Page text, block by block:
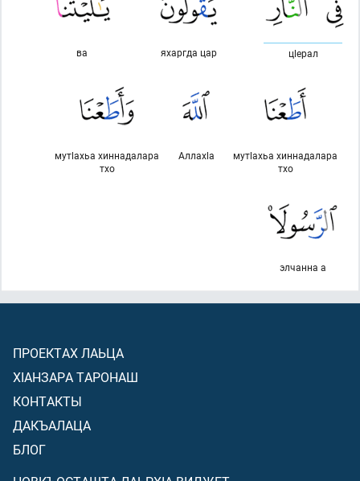
цlерал
яхаргда цар
ва
мутlахьа хиннадалара
тхо
Аллахlа
мутlахьа хиннадалара
тхо
элчанна а
ПРОЕКТАХ ЛАЬЦА
ХIАНЗАРА ТАРОНАШ
КОНТАКТЫ
ДАКЪАЛАЦА
БЛОГ